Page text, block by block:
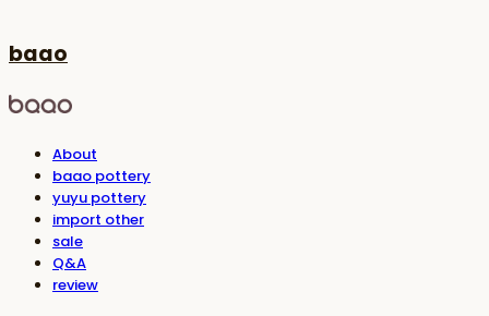
baao
About
baao pottery
yuyu pottery
import other
sale
Q&A
review